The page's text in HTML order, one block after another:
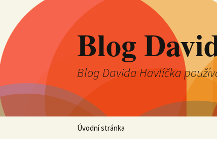
Blog
Blog Davida Havlíčka
Přejít
Úvodní stránka